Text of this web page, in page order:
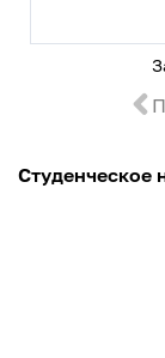
Студенческое